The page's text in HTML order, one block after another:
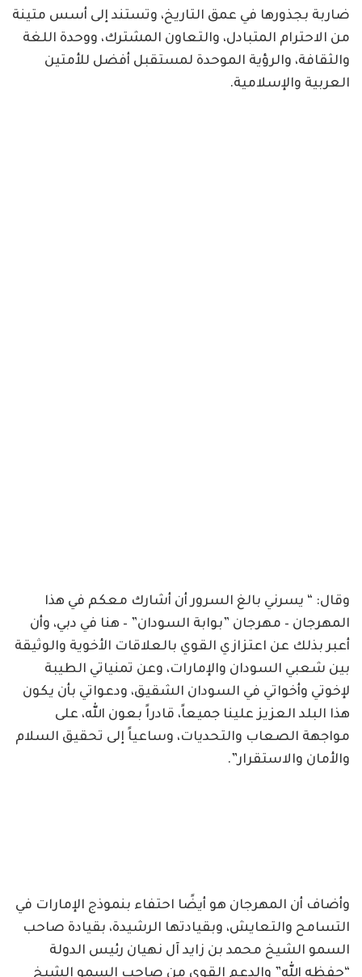
ضاربة بجذورها في عمق التاريخ، وتستند إلى أسس متينة
من الاحترام المتبادل، والتعاون المشترك، ووحدة اللغة
والثقافة، والرؤية الموحدة لمستقبل أفضل للأمتين
العربية والإسلامية.
وقال: “ يسرني بالغ السرور أن أشارك معكم في هذا
المهرجان – مهرجان ”بوابة السودان” – هنا في دبي، وأن
أعبر بذلك عن اعتزازي القوي بالعلاقات الأخوية والوثيقة
بين شعبي السودان والإمارات، وعن تمنياتي الطيبة
لإخوتي وأخواتي في السودان الشقيق، ودعواتي بأن يكون
هذا البلد العزيز علينا جميعاً، قادراً بعون الله، على
مواجهة الصعاب والتحديات، وساعياً إلى تحقيق السلام
والأمان والاستقرار”.
وأضاف أن المهرجان هو أيضًا احتفاء بنموذج الإمارات في
التسامح والتعايش، وبقيادتها الرشيدة، بقيادة صاحب
السمو الشيخ محمد بن زايد آل نهيان رئيس الدولة
“حفظه الله” والدعم القوي من صاحب السمو الشيخ